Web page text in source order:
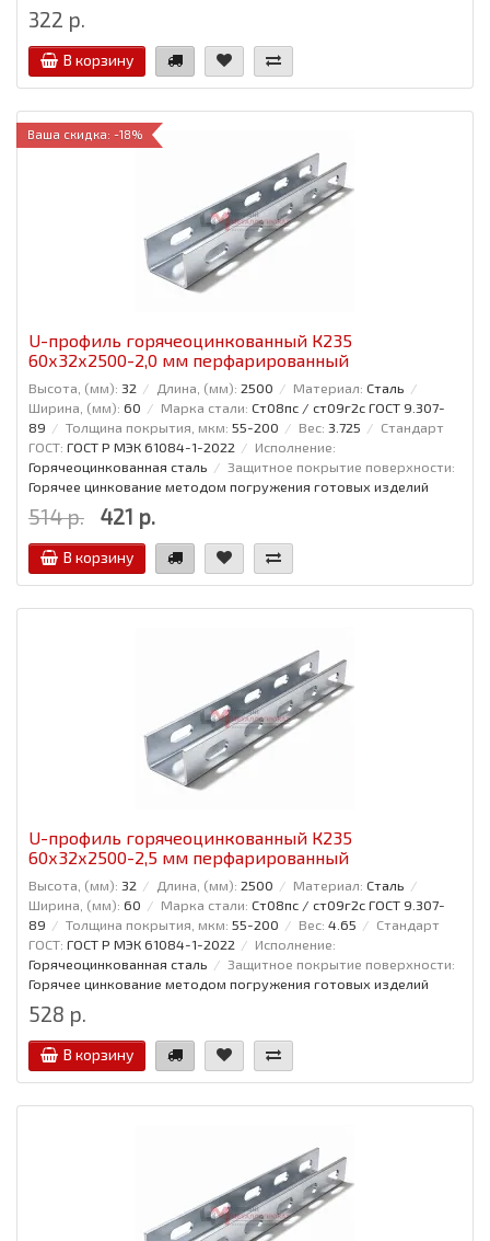
322 р.
В корзину
Ваша скидка: -18%
U-профиль горячеоцинкованный К235
60x32x2500-2,0 мм перфарированный
Высота, (мм): 32 Длина, (мм): 2500 Материал: Сталь
Ширина, (мм): 60 Марка стали: Ст08пс / ст09г2с ГОСТ 9.307-
89
Толщина покрытия, мкм: 55-200 Вес: 3.725
Стандарт
ГОСТ: ГОСТ Р МЭК 61084-1-2022
Исполнение:
Горячеоцинкованная сталь
Защитное покрытие поверхности:
Горячее цинкование методом погружения готовых изделий
514 р. 421 р.
В корзину
U-профиль горячеоцинкованный К235
60x32x2500-2,5 мм перфарированный
Высота, (мм): 32 Длина, (мм): 2500 Материал: Сталь
Ширина, (мм): 60 Марка стали: Ст08пс / ст09г2с ГОСТ 9.307-
89
Толщина покрытия, мкм: 55-200 Вес: 4.65
Стандарт
ГОСТ: ГОСТ Р МЭК 61084-1-2022
Исполнение:
Горячеоцинкованная сталь
Защитное покрытие поверхности:
Горячее цинкование методом погружения готовых изделий
528 р.
В корзину